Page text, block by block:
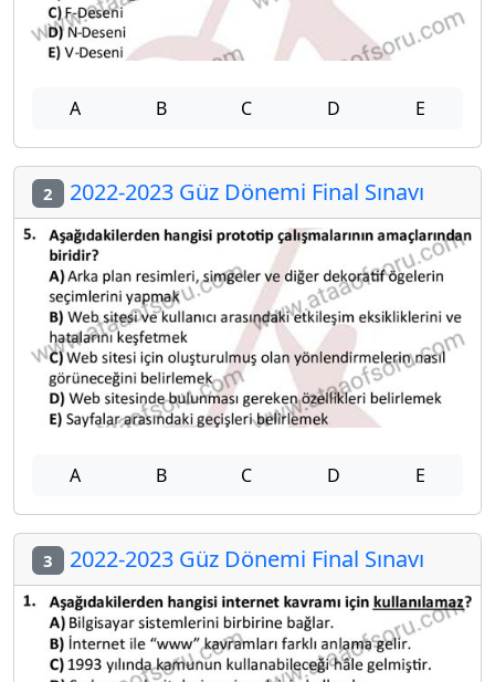
A B C D E
2 2022-2023 Güz Dönemi Final Sınavı
A B C D E
3 2022-2023 Güz Dönemi Final Sınavı